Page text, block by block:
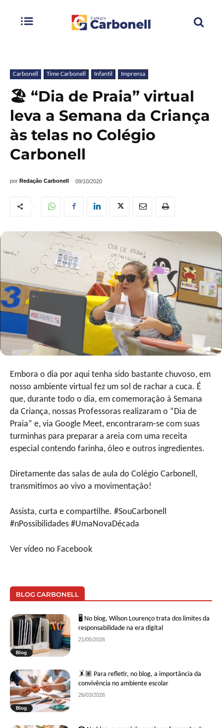
Carbonell Time Carbonell Infantil Imprensa
🏖️ “Dia de Praia” virtual
leva a Semana da Criança
às telas no Colégio
Carbonell
por Redação Carbonell 09/10/2020
Embora o dia por aqui tenha sido bastante chuvoso, em
nosso ambiente virtual fez um sol de rachar a cuca. É
que, durante todo o dia, em comemoração à Semana
da Criança, nossas Professoras realizaram o “Dia de
Praia” e, via Google Meet, encontraram-se com suas
turminhas para preparar a areia com uma receita
especial contendo farinha, óleo e outros ingredientes.
Diretamente das salas de aula do Colégio Carbonell,
transmitimos ao vivo a movimentação!
Assista, curta e compartilhe. #SouCarbonell
#nPossibilidades #UmaNovaDécada
Ver vídeo no Facebook
BLOG CARBONELL
Blog
🖥 No blog, Wilson Lourenço trata dos limites da
responsabilidade na era digital
21/05/2026
Blog
🤸🏽 Para refletir, no blog, a importância da
convivência no ambiente escolar
26/03/2026